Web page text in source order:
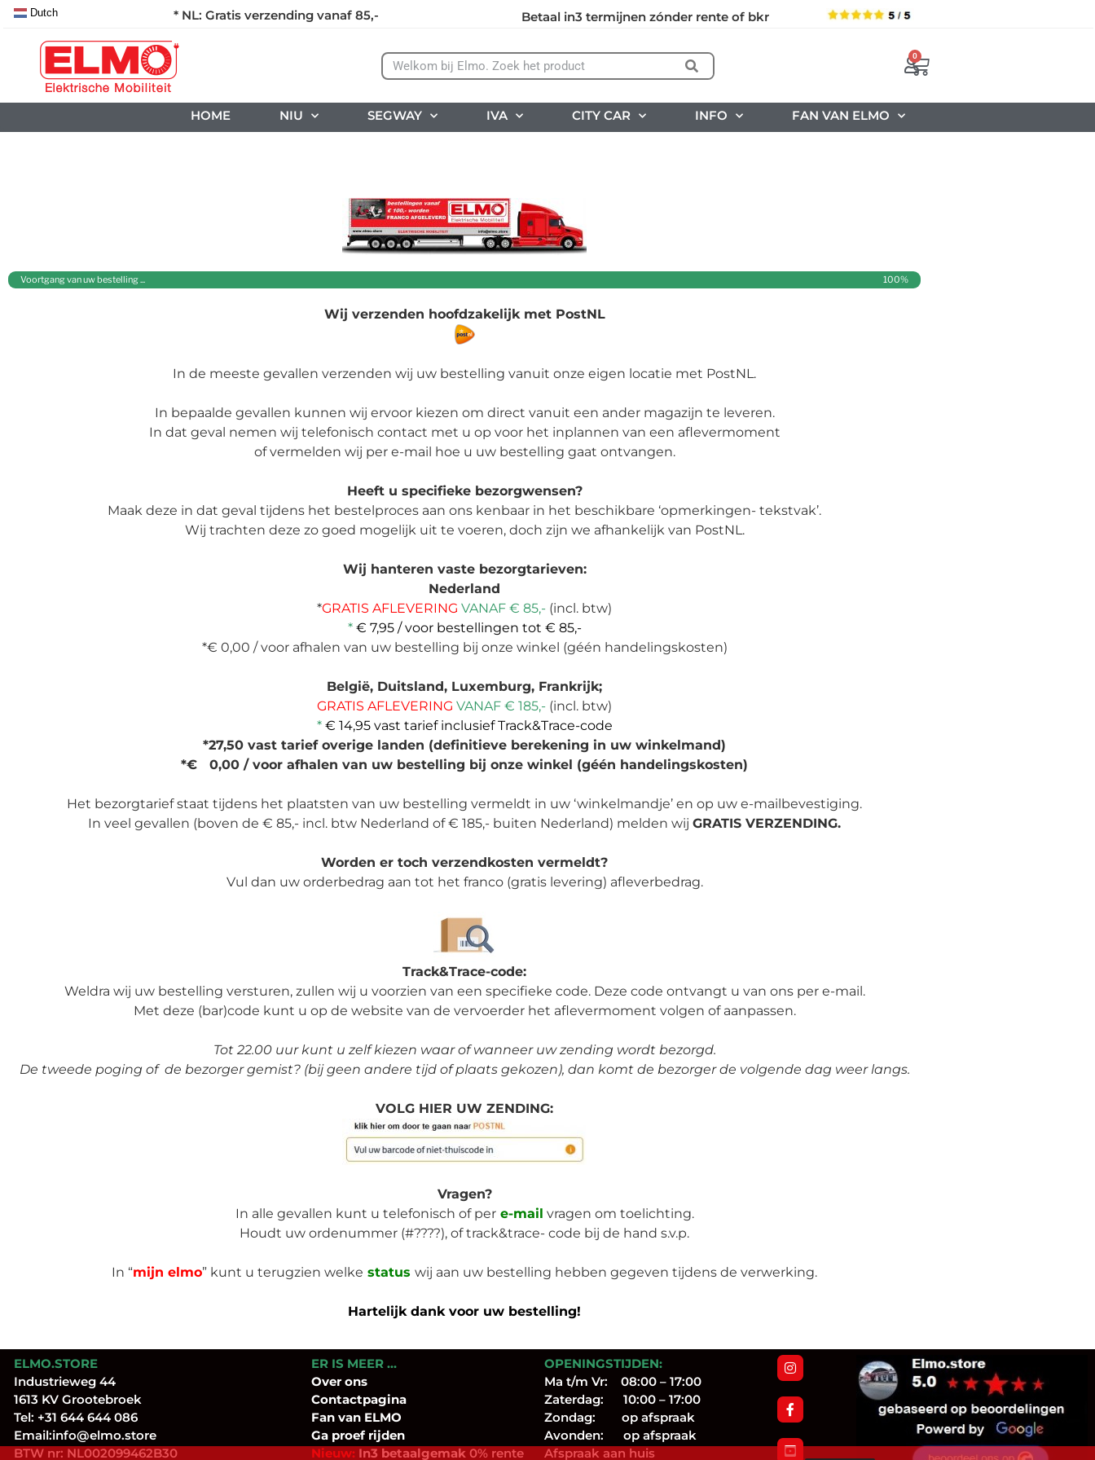
* NL: Gratis verzending vanaf 85,- Betaal in3 termijnen zónder rente of bkr
Dutch
0
HOME NIU SEGWAY IVA CITY CAR INFO FAN VAN ELMO
Voortgang van uw bestelling ... 100%
Wij verzenden hoofdzakelijk met PostNL
In de meeste gevallen verzenden wij uw bestelling vanuit onze eigen locatie met PostNL.
In bepaalde gevallen kunnen wij ervoor kiezen om direct vanuit een ander magazijn te leveren.
In dat geval nemen wij telefonisch contact met u op voor het inplannen van een aflevermoment
of vermelden wij per e-mail hoe u uw bestelling gaat ontvangen.
Heeft u specifieke bezorgwensen?
Maak deze in dat geval tijdens het bestelproces aan ons kenbaar in het beschikbare ‘opmerkingen- tekstvak’.
Wij trachten deze zo goed mogelijk uit te voeren, doch zijn we afhankelijk van PostNL.
Wij hanteren vaste bezorgtarieven:
Nederland
*GRATIS AFLEVERING VANAF € 85,- (incl. btw)
* € 7,95 / voor bestellingen tot € 85,-
*€ 0,00 / voor afhalen van uw bestelling bij onze winkel (géén handelingskosten)
België, Duitsland, Luxemburg, Frankrijk;
GRATIS AFLEVERING VANAF € 185,- (incl. btw)
* € 14,95 vast tarief inclusief Track&Trace-code
*27,50 vast tarief overige landen (definitieve berekening in uw winkelmand)
*€ 0,00 / voor afhalen van uw bestelling bij onze winkel (géén handelingskosten)
Het bezorgtarief staat tijdens het plaatsten van uw bestelling vermeldt in uw ‘winkelmandje’ en op uw e-mailbevestiging.
In veel gevallen (boven de € 85,- incl. btw Nederland of € 185,- buiten Nederland) melden wij GRATIS VERZENDING.
Worden er toch verzendkosten vermeldt?
Vul dan uw orderbedrag aan tot het franco (gratis levering) afleverbedrag.
Track&Trace-code:
Weldra wij uw bestelling versturen, zullen wij u voorzien van een specifieke code. Deze code ontvangt u van ons per e-mail.
Met deze (bar)code kunt u op de website van de vervoerder het aflevermoment volgen of aanpassen.
Tot 22.00 uur kunt u zelf kiezen waar of wanneer uw zending wordt bezorgd.
De tweede poging of de bezorger gemist? (bij geen andere tijd of plaats gekozen), dan komt de bezorger de volgende dag weer langs.
VOLG HIER UW ZENDING:
Vragen?
In alle gevallen kunt u telefonisch of per e-mail vragen om toelichting.
Houdt uw ordenummer (#????), of track&trace- code bij de hand s.v.p.
In “mijn elmo” kunt u terugzien welke status wij aan uw bestelling hebben gegeven tijdens de verwerking.
Hartelijk dank voor uw bestelling!
ELMO.STORE
Industrieweg 44
1613 KV Grootebroek
Tel: +31 644 644 086
Email:info@elmo.store
BTW nr: NL002099462B30
ER IS MEER …
Over ons
Contactpagina
Fanvan ELMO
Ga proef rijden
Nieuw:In3 betaalgemak 0% rente
OPENINGSTIJDEN:
Ma t/m Vr: 08:00 – 17:00
Zaterdag: 10:00 – 17:00
Zondag: op afspraak
Avonden: op afspraak
Afspraak aan huis